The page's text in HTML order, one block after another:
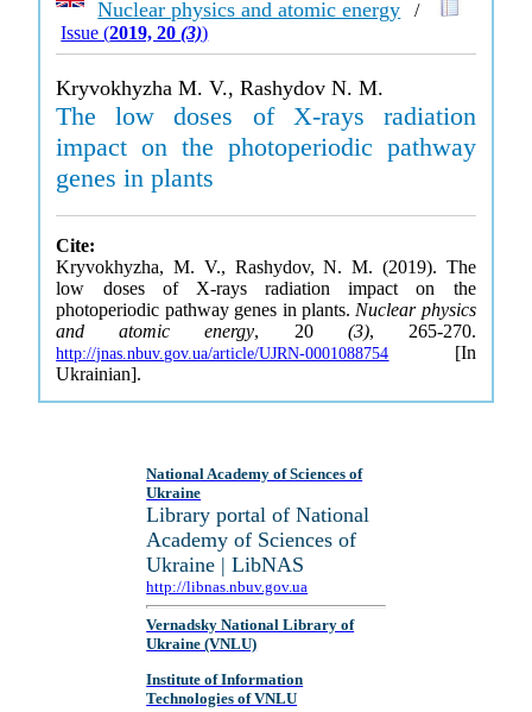
Nuclear physics and atomic energy /
Issue (2019, 20(3))
Kryvokhyzha M. V., Rashydov N. M.
The low doses of X-rays radiation
impact on the photoperiodic pathway
genes in plants
Cite:
Kryvokhyzha, M. V., Rashydov, N. M. (2019). The
low doses of X-rays radiation impact on the
photoperiodic pathway genes in plants. Nuclear physics
and atomic energy, 20 (3), 265-270.
http://jnas.nbuv.gov.ua/article/UJRN-0001088754 [In
Ukrainian].
National Academy of Sciences of
Ukraine
Library portal of National
Academy of Sciences of
Ukraine | LibNAS
http://libnas.nbuv.gov.ua
Vernadsky National Library of
Ukraine (VNLU)
Institute of Information
Technologies of VNLU